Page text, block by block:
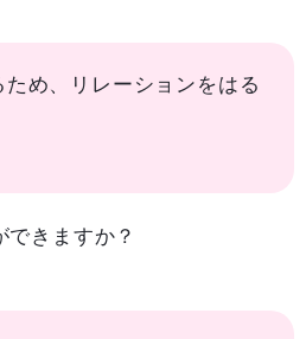
め、リレーションをはる
できますか？